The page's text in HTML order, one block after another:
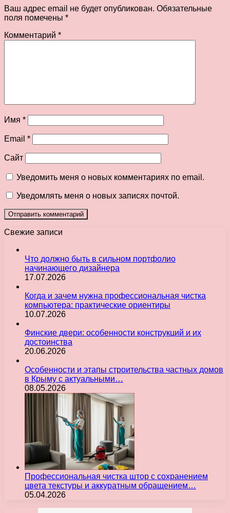
Ваш адрес email не будет опубликован. Обязательные
поля помечены *
Комментарий *
Имя *
Email *
Сайт
Уведомить меня о новых комментариях по email.
Уведомлять меня о новых записях почтой.
Свежие записи
Что должно быть в сильном портфолио
начинающего дизайнера
17.07.2026
Когда и зачем нужна профессиональная чистка
компьютера: практические ориентиры
10.07.2026
Финские двери: особенности конструкций и их
достоинства
20.06.2026
Особенности и этапы строительства частных домов
в Крыму с актуальными…
08.05.2026
Профессиональная чистка штор с сохранением
цвета текстуры и аккуратным обращением…
05.04.2026